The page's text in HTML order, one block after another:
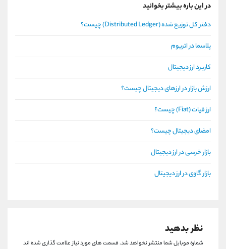
در این باره بیشتر بخوانید
دفتر کل توزیع شده (Distributed Ledger) چیست؟
پلاسما در اتریوم
کاربرد ارز دیجیتال
ارزش بازار در ارزهای دیجیتال چیست؟
ارز فیات (Fiat) چیست؟
امضای دیجیتال چیست؟
بازار خرسی در ارز دیجیتال
بازار گاوی در ارز دیجیتال
نظر بدهید
شماره موبایل شما منتشر نخواهد شد.قسمت های مورد نیاز علامت گذاری شده اند